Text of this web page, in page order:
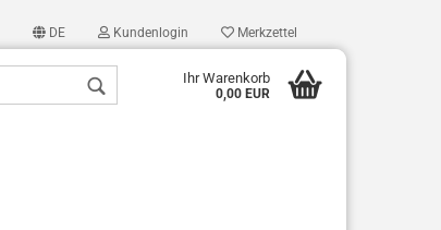
DE Kundenlogin Merkzettel
Ihr Warenkorb
0,00 EUR